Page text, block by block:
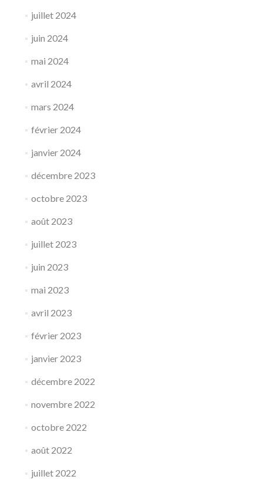
juillet 2024
juin 2024
mai 2024
avril 2024
mars 2024
février 2024
janvier 2024
décembre 2023
octobre 2023
août 2023
juillet 2023
juin 2023
mai 2023
avril 2023
février 2023
janvier 2023
décembre 2022
novembre 2022
octobre 2022
août 2022
juillet 2022